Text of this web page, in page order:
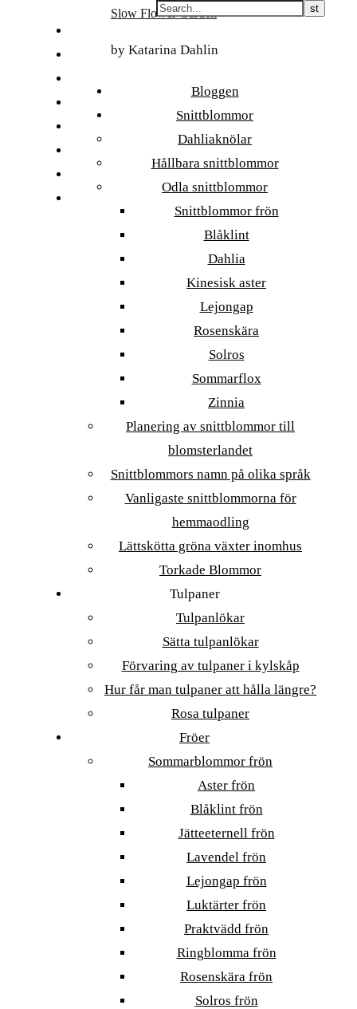
Slow Flower Garden
by Katarina Dahlin
Bloggen
Snittblommor
Dahliaknölar
Hållbara snittblommor
Odla snittblommor
Snittblommor frön
Blåklint
Dahlia
Kinesisk aster
Lejongap
Rosenskära
Solros
Sommarflox
Zinnia
Planering av snittblommor till
blomsterlandet
Snittblommors namn på olika språk
Vanligaste snittblommorna för
hemmaodling
Lättskötta gröna växter inomhus
Torkade Blommor
Tulpaner
Tulpanlökar
Sätta tulpanlökar
Förvaring av tulpaner i kylskåp
Hur får man tulpaner att hålla längre?
Rosa tulpaner
Fröer
Sommarblommor frön
Aster frön
Blåklint frön
Jätteeternell frön
Lavendel frön
Lejongap frön
Luktärter frön
Praktvädd frön
Ringblomma frön
Rosenskära frön
Solros frön